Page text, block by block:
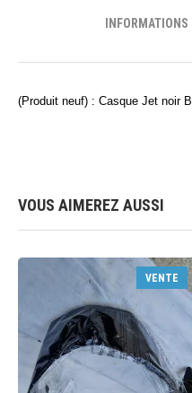
(Produit neuf) : Casque Jet noir
VOUS AIMEREZ AUSSI
VENTE